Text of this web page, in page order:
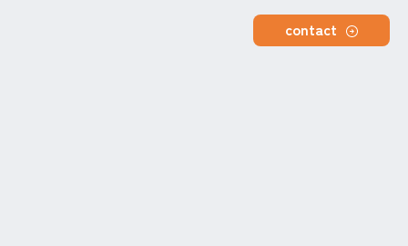
contact